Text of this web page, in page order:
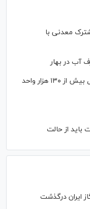
معدنی با
آب در بهار
تداوم روند صعودی بورس/ شاخص کل بیش از ۱۳۰ هزار واحد
از حالت
ایران درگذشت